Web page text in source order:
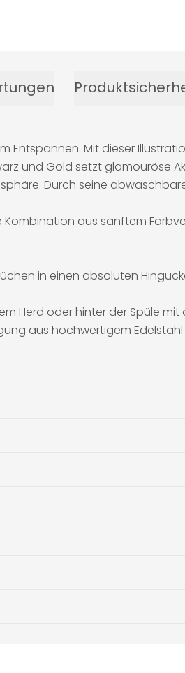
Entspannen. Mit dieser
und Gold setzt glamouröse
Durch seine
Kombination aus sanftem
in einen absoluten
Herd oder hinter der Spüle
aus hochwertigem